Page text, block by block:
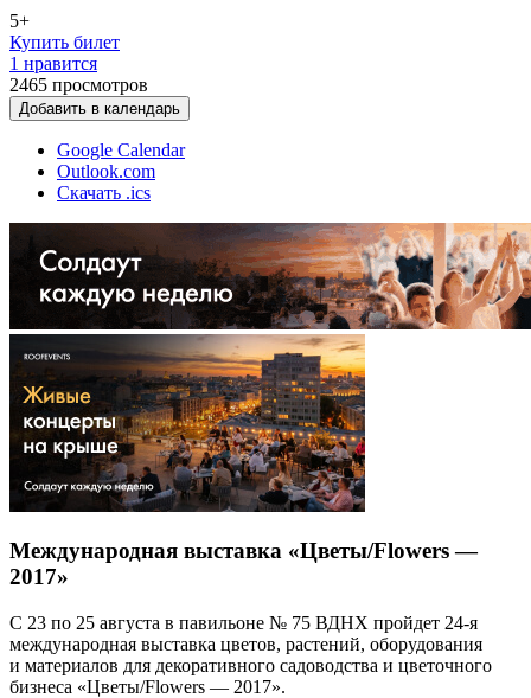
5+
Купить билет
1 нравится
2465 просмотров
Добавить в календарь
Google Calendar
Outlook.com
Скачать .ics
Международная выставка «Цветы/Flowers —
2017»
С 23 по 25 августа в павильоне № 75 ВДНХ пройдет 24-я
международная выставка цветов, растений, оборудования
и материалов для декоративного садоводства и цветочного
бизнеса «Цветы/Flowers — 2017».